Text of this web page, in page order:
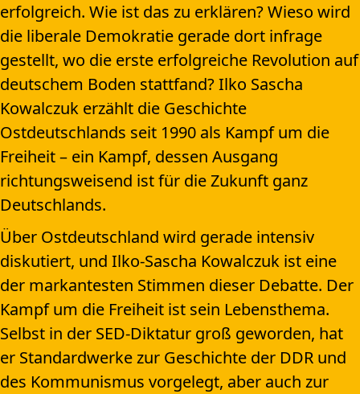
erfolgreich. Wie ist das zu erklären? Wieso wird
die liberale Demokratie gerade dort infrage
gestellt, wo die erste erfolgreiche Revolution auf
deutschem Boden stattfand? Ilko Sascha
Kowalczuk erzählt die Geschichte
Ostdeutschlands seit 1990 als Kampf um die
Freiheit – ein Kampf, dessen Ausgang
richtungsweisend ist für die Zukunft ganz
Deutschlands.
Über Ostdeutschland wird gerade intensiv
diskutiert, und Ilko-Sascha Kowalczuk ist eine
der markantesten Stimmen dieser Debatte. Der
Kampf um die Freiheit ist sein Lebensthema.
Selbst in der SED-Diktatur groß geworden, hat
er Standardwerke zur Geschichte der DDR und
des Kommunismus vorgelegt, aber auch zur